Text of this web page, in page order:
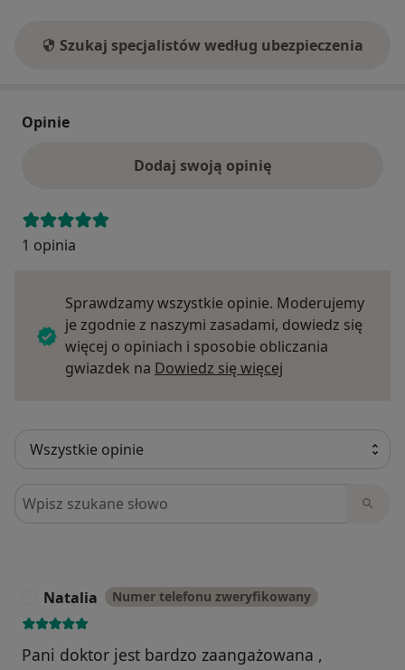
Szukaj specjalistów według ubezpieczenia
Opinie
Dodaj swoją opinię
1 opinia
Sprawdzamy wszystkie opinie. Moderujemy
je zgodnie z naszymi zasadami, dowiedz się
więcej o opiniach i sposobie obliczania
gwiazdek na Dowiedz się więcej
Szukaj w opiniach
Natalia Numer telefonu zweryfikowany
Pani doktor jest bardzo zaangażowana ,